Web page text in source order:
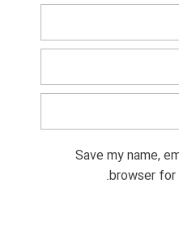
Save my name,
browser